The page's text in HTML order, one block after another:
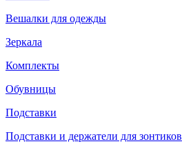
Вешалки для одежды
Зеркала
Комплекты
Обувницы
Подставки
Подставки и держатели для зонтиков